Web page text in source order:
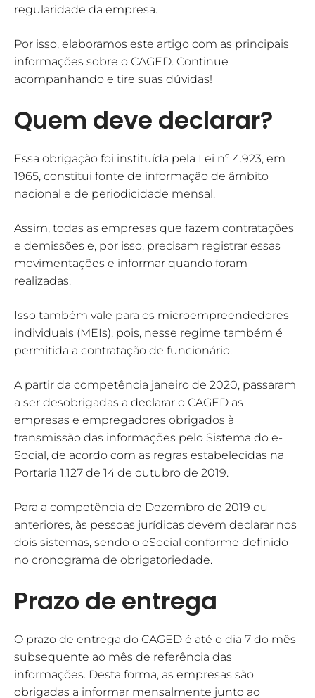
regularidade da empresa.
Por isso, elaboramos este artigo com as principais
informações sobre o CAGED. Continue
acompanhando e tire suas dúvidas!
Quem deve declarar?
Essa obrigação foi instituída pela Lei nº 4.923, em
1965, constitui fonte de informação de âmbito
nacional e de periodicidade mensal.
Assim, todas as empresas que fazem contratações
e demissões e, por isso, precisam registrar essas
movimentações e informar quando foram
realizadas.
Isso também vale para os microempreendedores
individuais (MEIs), pois, nesse regime também é
permitida a contratação de funcionário.
A partir da competência janeiro de 2020, passaram
a ser desobrigadas a declarar o CAGED as
empresas e empregadores obrigados à
transmissão das informações pelo Sistema do e-
Social, de acordo com as regras estabelecidas na
Portaria 1.127 de 14 de outubro de 2019.
Para a competência de Dezembro de 2019 ou
anteriores, às pessoas jurídicas devem declarar nos
dois sistemas, sendo o eSocial conforme definido
no cronograma de obrigatoriedade.
Prazo de entrega
O prazo de entrega do CAGED é até o dia 7 do mês
subsequente ao mês de referência das
informações. Desta forma, as empresas são
obrigadas a informar mensalmente junto ao